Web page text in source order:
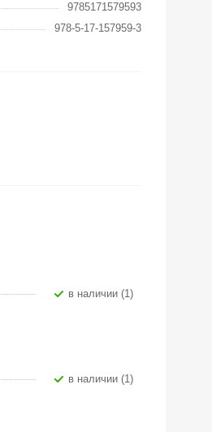
9785171579593
978-5-17-157959-3
В наличии (1)
В наличии (1)